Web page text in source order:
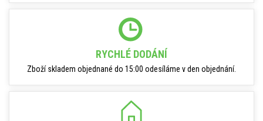
RYCHLÉ DODÁNÍ
Zboží skladem objednané do 15:00 odesíláme v den objednání.